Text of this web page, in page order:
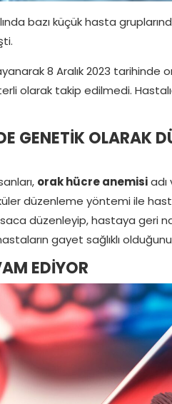
bazı küçük hasta
8 Aralık 2023
olarak takip edilmedi.
GENETİK OLARAK
orak hücre anemisiadı
düzenleme yöntemi ile
düzenleyip, hastaya geri
gayet sağlıklı
EDİYOR